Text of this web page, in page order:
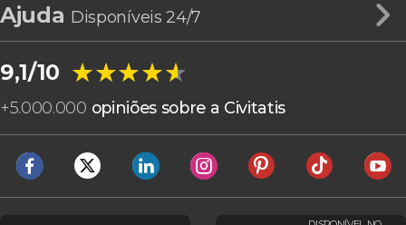
Ajuda Disponíveis 24/7
9,1/10 ★★★★★
★★★★★
+5.000.000 opiniões sobre a Civitatis